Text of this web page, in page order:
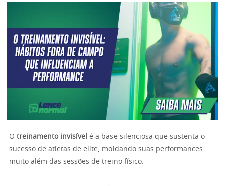
O treinamento invisível é a base silenciosa que sustenta o
sucesso de atletas de elite, moldando suas performances
muito além das sessões de treino físico.